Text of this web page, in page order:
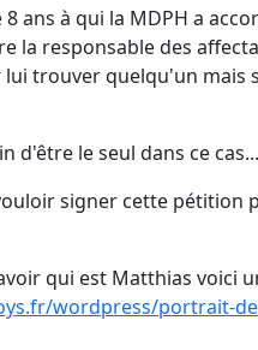
ans à qui la MDPH a
la responsable des
trouver quelqu'un mais
d'être le seul dans ce cas...
signer cette
qui est Matthias voici
wordpress/portrait-